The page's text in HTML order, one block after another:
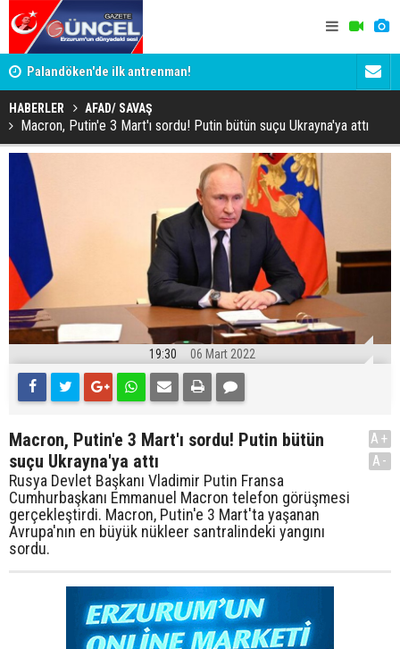
Palandöken'de ilk antrenman! Kaptan
HABERLER AFAD/ SAVAŞ
Macron, Putin'e 3 Mart'ı sordu! Putin bütün suçu Ukrayna'ya attı
19:30 06 Mart 2022
Macron, Putin'e 3 Mart'ı sordu! Putin bütün
suçu Ukrayna'ya attı
Rusya Devlet Başkanı Vladimir Putin Fransa
Cumhurbaşkanı Emmanuel Macron telefon görüşmesi
gerçekleştirdi. Macron, Putin'e 3 Mart'ta yaşanan
Avrupa'nın en büyük nükleer santralindeki yangını
sordu.
A+
A-